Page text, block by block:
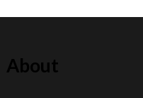
About